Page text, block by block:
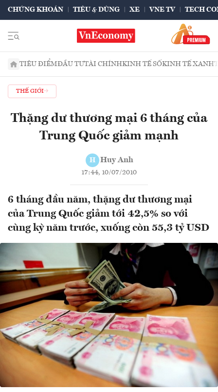
CHỨNG KHOÁN TIÊU & DÙNG XE VNE TV TECH
TIÊU ĐIỂMĐẦU TƯTÀI CHÍNHKINH TẾ SỐKINH TẾ XANH
THẾ GIỚI
Thặng dư thương mại 6 tháng của
Trung Quốc giảm mạnh
H Huy Anh
17:44, 10/07/2010
6 tháng đầu năm, thặng dư thương mại
của Trung Quốc giảm tới 42,5% so với
cùng kỳ năm trước, xuống còn 55,3 tỷ USD